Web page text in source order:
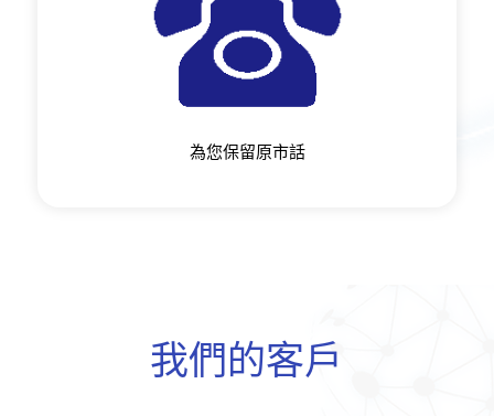
為您保留原市話
我們的客戶